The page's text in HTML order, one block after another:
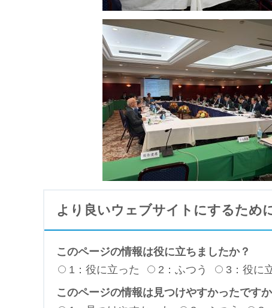
より良いウェブサイトにするため
このページの情報は役に立ちましたか？
1：役に立った
2：ふつう
3：役に
このページの情報は見つけやすかったですか